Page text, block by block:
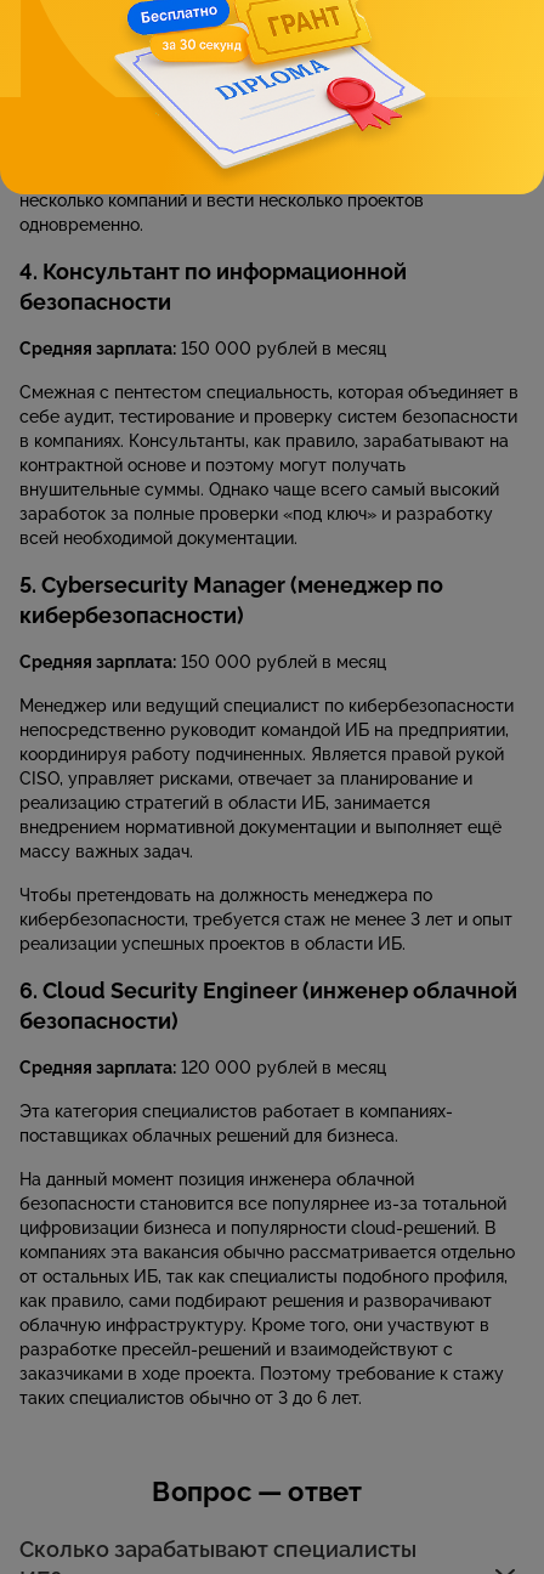
уязвимостей в коде программных продуктов (так
называемый bug bounty).
Чаще всего пентестеры работают на фрилансе и при
наличии успешного трек-рекорда, а также опыта участия в
соревнованиях Capture the Flag, могут зарабатывать
весьма приличные суммы. Обозначенная выше зарплата
весьма условна, так как пентестер может работать на
несколько компаний и вести несколько проектов
одновременно.
4. Консультант по информационной
безопасности
Средняя зарплата: 150 000 рублей в месяц
Смежная с пентестом специальность, которая объединяет в
себе аудит, тестирование и проверку систем безопасности
в компаниях. Консультанты, как правило, зарабатывают на
контрактной основе и поэтому могут получать
внушительные суммы. Однако чаще всего самый высокий
заработок за полные проверки «под ключ» и разработку
всей необходимой документации.
5. Cybersecurity Manager (менеджер по
кибербезопасности)
Средняя зарплата: 150 000 рублей в месяц
Менеджер или ведущий специалист по кибербезопасности
непосредственно руководит командой ИБ на предприятии,
координируя работу подчиненных. Является правой рукой
CISO, управляет рисками, отвечает за планирование и
реализацию стратегий в области ИБ, занимается
внедрением нормативной документации и выполняет ещё
массу важных задач.
Чтобы претендовать на должность менеджера по
кибербезопасности, требуется стаж не менее 3 лет и опыт
реализации успешных проектов в области ИБ.
6. Cloud Security Engineer (инженер облачной
безопасности)
Средняя зарплата: 120 000 рублей в месяц
Эта категория специалистов работает в компаниях-
поставщиках облачных решений для бизнеса.
На данный момент позиция инженера облачной
безопасности становится все популярнее из-за тотальной
цифровизации бизнеса и популярности cloud-решений. В
компаниях эта вакансия обычно рассматривается отдельно
от остальных ИБ, так как специалисты подобного профиля,
как правило, сами подбирают решения и разворачивают
облачную инфраструктуру. Кроме того, они участвуют в
разработке пресейл-решений и взаимодействуют с
заказчиками в ходе проекта. Поэтому требование к стажу
таких специалистов обычно от 3 до 6 лет.
Вопрос — ответ
Сколько зарабатывают специалисты